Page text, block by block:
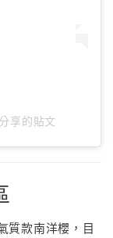
享的貼文
質款南洋櫻，目